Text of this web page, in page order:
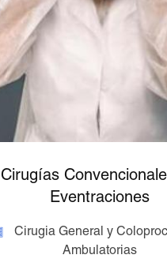
Cirugías
Eventraciones
Cirugia General y
Ambulatorias